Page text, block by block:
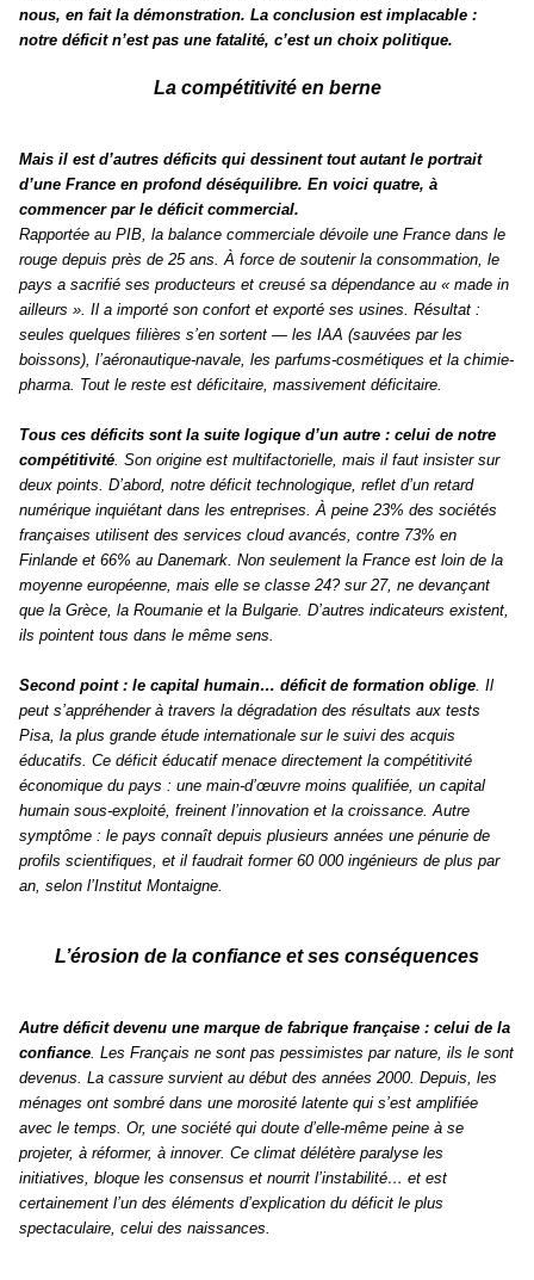
nous, en fait la démonstration. La conclusion est implacable :
notre déficit n’est pas une fatalité, c’est un choix politique.
La compétitivité en berne
Mais il est d’autres déficits qui dessinent tout autant le portrait
d’une France en profond déséquilibre. En voici quatre, à
commencer par le déficit commercial.
Rapportée au PIB, la balance commerciale dévoile une France dans le
rouge depuis près de 25 ans. À force de soutenir la consommation, le
pays a sacrifié ses producteurs et creusé sa dépendance au « made in
ailleurs ». Il a importé son confort et exporté ses usines. Résultat :
seules quelques filières s’en sortent — les IAA (sauvées par les
boissons), l’aéronautique-navale, les parfums-cosmétiques et la chimie-
pharma. Tout le reste est déficitaire, massivement déficitaire.
Tous ces déficits sont la suite logique d’un autre : celui de notre
compétitivité . Son origine est multifactorielle, mais il faut insister sur
deux points. D’abord, notre déficit technologique, reflet d’un retard
numérique inquiétant dans les entreprises. À peine 23% des sociétés
françaises utilisent des services cloud avancés, contre 73% en
Finlande et 66% au Danemark. Non seulement la France est loin de la
moyenne européenne, mais elle se classe 24? sur 27, ne devançant
que la Grèce, la Roumanie et la Bulgarie. D’autres indicateurs existent,
ils pointent tous dans le même sens.
Second point : le capital humain… déficit de formation oblige . Il
peut s’appréhender à travers la dégradation des résultats aux tests
Pisa, la plus grande étude internationale sur le suivi des acquis
éducatifs. Ce déficit éducatif menace directement la compétitivité
économique du pays : une main-d’œuvre moins qualifiée, un capital
humain sous-exploité, freinent l’innovation et la croissance. Autre
symptôme : le pays connaît depuis plusieurs années une pénurie de
profils scientifiques, et il faudrait former 60 000 ingénieurs de plus par
an, selon l’Institut Montaigne.
L’érosion de la confiance et ses conséquences
Autre déficit devenu une marque de fabrique française : celui de la
confiance . Les Français ne sont pas pessimistes par nature, ils le sont
devenus. La cassure survient au début des années 2000. Depuis, les
ménages ont sombré dans une morosité latente qui s’est amplifiée
avec le temps. Or, une société qui doute d’elle-même peine à se
projeter, à réformer, à innover. Ce climat délétère paralyse les
initiatives, bloque les consensus et nourrit l’instabilité… et est
certainement l’un des éléments d’explication du déficit le plus
spectaculaire, celui des naissances.